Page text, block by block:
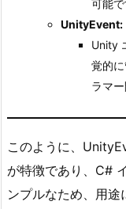
可能で
UnityEvent:
Unity
覚的
ラマ
このように、
が特徴であり、C#
ンプルなため、用